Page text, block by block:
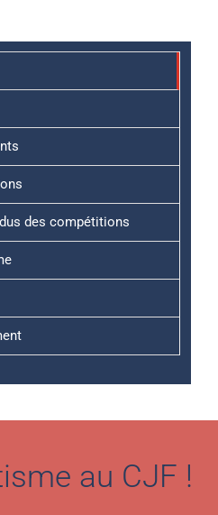
des compétitions
au CJF !